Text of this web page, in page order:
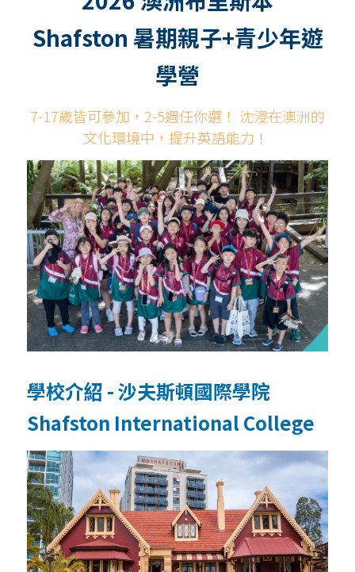
繁體中文
info@omniedu.co
預約諮詢
Shafston 暑期親子+青少年遊
學營
7-17歲皆可參加，2-5週任你選！ 沈浸在澳洲的
文化環境中，提升英語能力！
學校介紹 - 沙夫斯頓國際學院
Shafston International College